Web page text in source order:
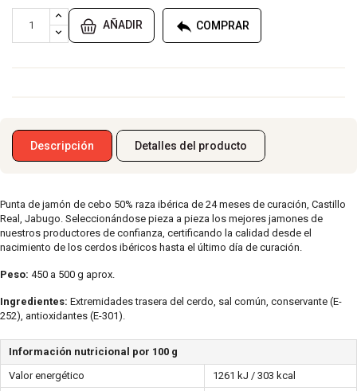
AÑADIR  COMPRAR
Descripción Detalles del producto
Punta de jamón de cebo 50% raza ibérica de 24 meses de curación, Castillo
Real, Jabugo. Seleccionándose pieza a pieza los mejores jamones de
nuestros productores de confianza, certificando la calidad desde el
nacimiento de los cerdos ibéricos hasta el último día de curación.
Peso: 450 a 500 g aprox.
Ingredientes: Extremidades trasera del cerdo, sal común, conservante (E-
252), antioxidantes (E-301).
Información nutricional por 100 g
Valor energético
1261 kJ / 303 kcal